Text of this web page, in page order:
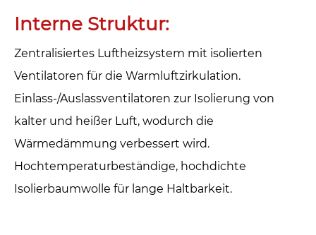
‌Interne Struktur‌:
Zentralisiertes Luftheizsystem mit isolierten
Ventilatoren für die Warmluftzirkulation.
Einlass-/Auslassventilatoren zur Isolierung von
kalter und heißer Luft, wodurch die
Wärmedämmung verbessert wird.
Hochtemperaturbeständige, hochdichte
Isolierbaumwolle für lange Haltbarkeit.